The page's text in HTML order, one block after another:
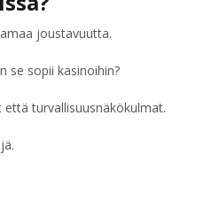
joustavuutta.
se sopii kasinoihin?
turvallisuusnäkökulmat.